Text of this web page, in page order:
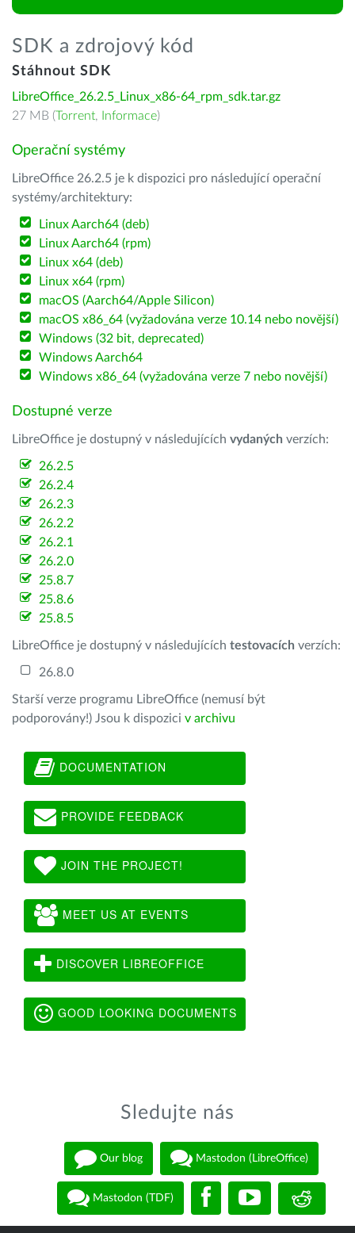
SDK a zdrojový kód
Stáhnout SDK
LibreOffice_26.2.5_Linux_x86-64_rpm_sdk.tar.gz
27 MB (Torrent, Informace)
Operační systémy
LibreOffice 26.2.5 je k dispozici pro následující operační
systémy/architektury:
Linux Aarch64 (deb)
Linux Aarch64 (rpm)
Linux x64 (deb)
Linux x64 (rpm)
macOS (Aarch64/Apple Silicon)
macOS x86_64 (vyžadována verze 10.14 nebo novější)
Windows (32 bit, deprecated)
Windows Aarch64
Windows x86_64 (vyžadována verze 7 nebo novější)
Dostupné verze
LibreOffice je dostupný v následujících vydaných verzích:
26.2.5
26.2.4
26.2.3
26.2.2
26.2.1
26.2.0
25.8.7
25.8.6
25.8.5
LibreOffice je dostupný v následujících testovacích verzích:
26.8.0
Starší verze programu LibreOffice (nemusí být
podporovány!) Jsou k dispozici v archivu
DOCUMENTATION
PROVIDE FEEDBACK
JOIN THE PROJECT!
MEET US AT EVENTS
DISCOVER LIBREOFFICE
GOOD LOOKING DOCUMENTS
Sledujte nás
Our blog Mastodon (LibreOffice)
Mastodon (TDF)